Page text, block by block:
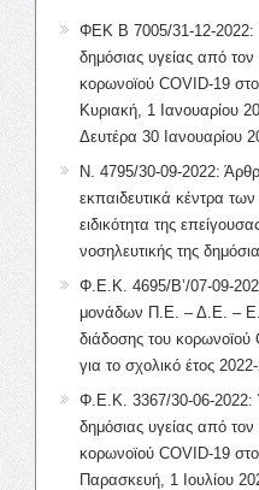
ΦΕΚ Β 7005/31-12-2022:
δημόσιας υγείας από
κορωνοϊού COVID-19
Κυριακή, 1 Ιανουαρίου
Δευτέρα 30 Ιανουαρίου
Ν. 4795/30-09-2022:
εκπαιδευτικά κέντρα
ειδικότητα της
νοσηλευτικής της
Φ.Ε.Κ. 4695/Β’/07-09-
μονάδων Π.Ε. – Δ.Ε. –
διάδοσης του κορωνοϊού
για το σχολικό έτος
Φ.Ε.Κ. 3367/30-06-2022:
δημόσιας υγείας από
κορωνοϊού COVID-19
Παρασκευή, 1 Ιουλίου